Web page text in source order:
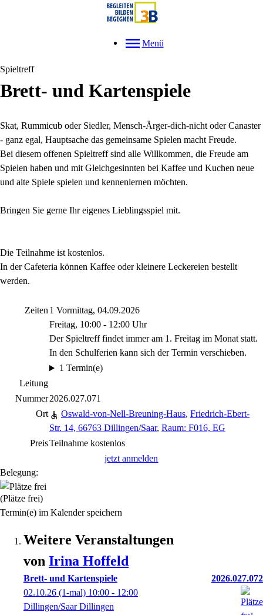
Menü
Spieltreff
Brett- und Kartenspiele
Skat, Rummicub oder Siedler, Mensch-Ärger-dich-nicht oder Canaster
- ganz egal, Hauptsache das gemeinsame Spielen macht Freude.
Bei diesem offenen Spieltreff sind alle Willkommen, die Freude am
Spielen haben und mit Gleichgesinnten bei Kaffee und Kuchen neue
und alte Spiele spielen und kennenlernen möchten.
Bringen Sie gerne Ihr eigenes Lieblingsspiel mit.
Die Teilnahme ist kostenlos.
In der Cafeteria können Kaffee oder kleinere Leckereien bestellt
werden.
Zeiten 1 Vormittag, 04.09.2026
Freitag, 10:00 - 12:00 Uhr
Der Spieltreff findet immer am 1. Freitag im Monat statt.
In den Schulferien kann sich der Termin verschieben.
1 Termin(e)
Leitung
Nummer2026.027.071
Ort
Oswald-von-Nell-Breuning-Haus, Friedrich-Ebert-
Str. 14, 66763 Dillingen/Saar, Raum: F016, EG
PreisTeilnahme kostenlos
jetzt anmelden
Belegung:
(Plätze frei)
Termin(e) im Kalender speichern
Weitere Veranstaltungen
von Irina Hoffeld
Brett- und Kartenspiele
2026.027.072
02.10.26 (1-mal) 10:00 - 12:00
Dillingen/Saar Dillingen